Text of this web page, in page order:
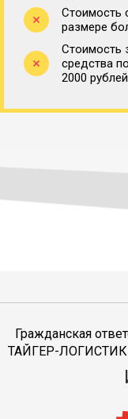
Стоимость
размере
Стоимость
средства
2000
Гражданская
ТАЙГЕР-ЛОГИСТИК